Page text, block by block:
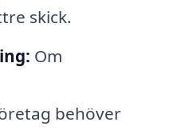
skick.
Om
behöver